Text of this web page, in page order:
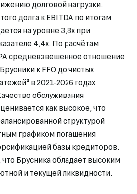
долговой нагрузки.
долга к EBITDA по итогам
на уровне 3,8х при
4,4х. По расчётам
средневзвешенное отношение
Брусники к FFO до чистых
² в 2021-2026 годах
обслуживания
как высокое, что
структурой
графиком погашения
базы кредиторов.
Брусника обладает высоким
и текущей ликвидности.